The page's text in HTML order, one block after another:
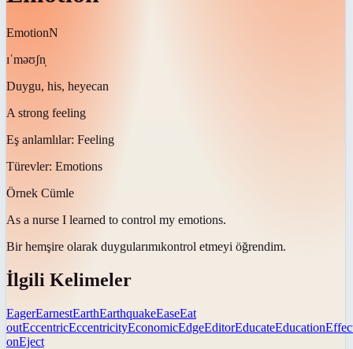
EmotionN
ɪˈməʊʃn̩
Duygu, his, heyecan
A strong feeling
Eş anlamlılar: Feeling
Türevler: Emotions
Örnek Cümle
As a nurse I learned to control my emotions.
Bir hemşire olarak duygularımıkontrol etmeyi öğrendim.
İlgili Kelimeler
EagerEarnestEarthEarthquakeEaseEat
outEccentricEccentricityEconomicEdgeEditorEducateEducation
onEject